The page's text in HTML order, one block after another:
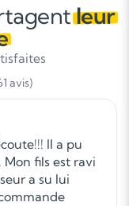
leur
avis)
Il a pu
fils est ravi
a su lui